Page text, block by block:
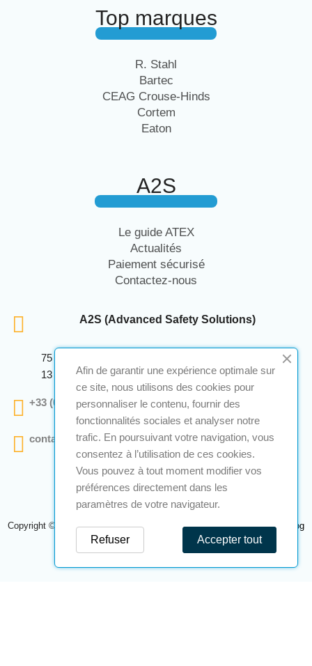
Top marques
R. Stahl
Bartec
CEAG Crouse-Hinds
Cortem
Eaton
A2S
Le guide ATEX
Actualités
Paiement sécurisé
Contactez-nous
A2S (Advanced Safety Solutions)
75 Avenue Marcellin Berthelot Anthelios Bâtiment E
13 290 Aix En Provence
+33 (0)4 12 28 00 69
contact@a2s-atex.com
Copyright © 2026 A2S Atex. Tous droits réservés. Une réalisationNavilog
Afin de garantir une expérience optimale sur
ce site, nous utilisons des cookies pour
personnaliser le contenu, fournir des
fonctionnalités sociales et analyser notre
trafic. En poursuivant votre navigation, vous
consentez à l’utilisation de ces cookies.
Vous pouvez à tout moment modifier vos
préférences directement dans les
paramètres de votre navigateur.
Accepter tout
Refuser